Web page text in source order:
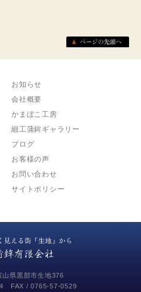
お知らせ
会社概要
かまぼこ工房
細工蒲鉾ギャラリー
ブログ
お客様の声
お問い合わせ
サイトポリシー
県黒部市生地376
FAX / 0765-57-0529